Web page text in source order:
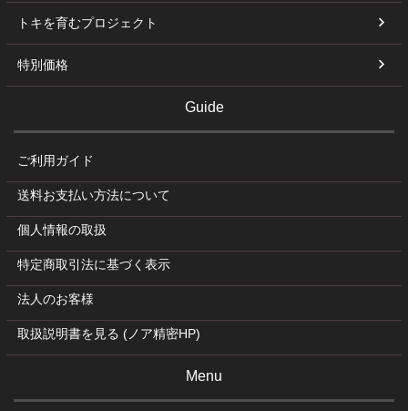
トキを育むプロジェクト
特別価格
Guide
ご利用ガイド
送料お支払い方法について
個人情報の取扱
特定商取引法に基づく表示
法人のお客様
取扱説明書を見る (ノア精密HP)
Menu